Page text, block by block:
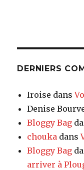
DERNIERS
Iroise dans
Denise
Bloggy Bag
chouka dans
Bloggy Bag
arriver à